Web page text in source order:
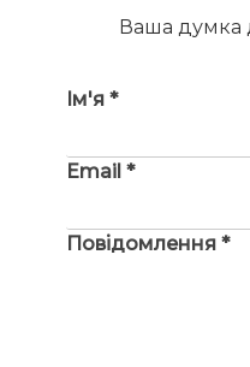
Ваша думка
Ім'я *
Email *
Повідомлення *